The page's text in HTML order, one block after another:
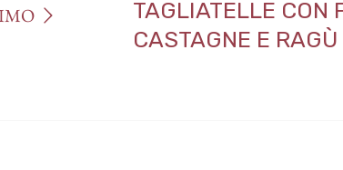
TAGLIATELLE CON
CASTAGNE E